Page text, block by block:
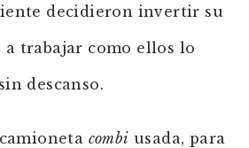
decidieron invertir su
trabajar como ellos lo
descanso.
combi usada, para